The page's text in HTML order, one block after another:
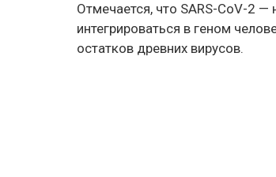
Отмечается, что SARS-CoV-2
интегрироваться в геном
остатков древних вирусов.